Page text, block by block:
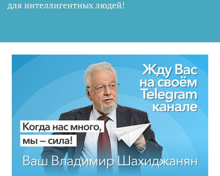
для интеллигентных людей!